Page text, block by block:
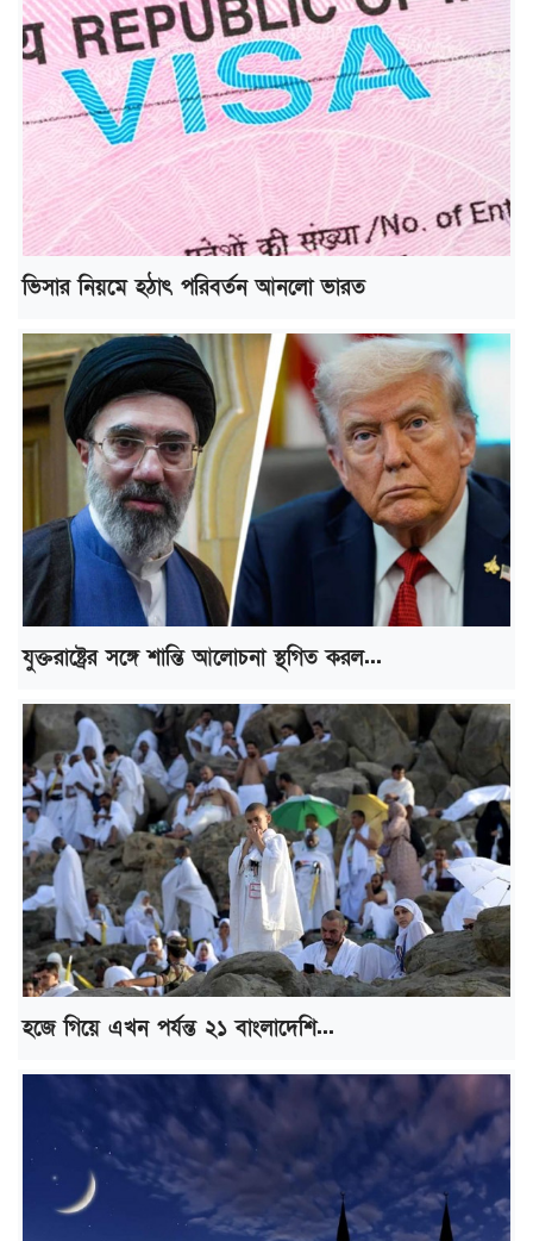
ভিসার নিয়মে হঠাৎ পরিবর্তন আনলো ভারত
যুক্তরাষ্ট্রের সঙ্গে শান্তি আলোচনা স্থগিত করল...
হজে গিয়ে এখন পর্যন্ত ২১ বাংলাদেশি...